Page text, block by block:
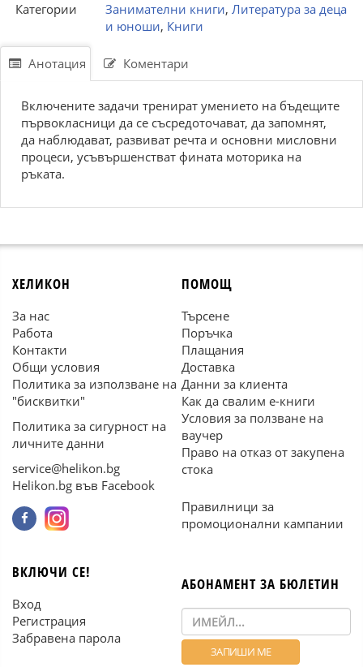
Категории
Занимателни книги, Литература за деца
и юноши, Книги
Анотация Коментари
Включените задачи тренират умението на бъдещите
първокласници да се съсредоточават, да запомнят,
да наблюдават, развиват речта и основни мисловни
процеси, усъвършенстват фината моторика на
ръката.
ХЕЛИКОН
За нас
Работа
Контакти
Общи условия
Политика за използване на
"бисквитки"
Политика за сигурност на
личните данни
service@helikon.bg
Helikon.bg във Facebook
ПОМОЩ
Търсене
Поръчка
Плащания
Доставка
Данни за клиента
Как да свалим е-книги
Условия за ползване на
ваучер
Право на отказ от закупена
стока
Правилници за
промоционални кампании
ВКЛЮЧИ СЕ!
Вход
Регистрация
Забравена парола
АБОНАМЕНТ ЗА БЮЛЕТИН